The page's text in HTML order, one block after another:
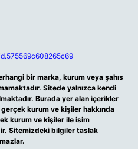
bir marka, kurum veya şahıs
Sitede yalnızca kendi
Burada yer alan içerikler
kurum ve kişiler hakkında
kurum ve kişiler ile isim
Sitemizdeki bilgiler taslak